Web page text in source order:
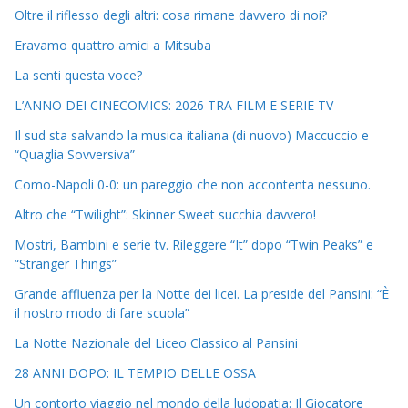
Oltre il riflesso degli altri: cosa rimane davvero di noi?
Eravamo quattro amici a Mitsuba
La senti questa voce?
L’ANNO DEI CINECOMICS: 2026 TRA FILM E SERIE TV
Il sud sta salvando la musica italiana (di nuovo) Maccuccio e
“Quaglia Sovversiva”
Como-Napoli 0-0: un pareggio che non accontenta nessuno.
Altro che “Twilight”: Skinner Sweet succhia davvero!
Mostri, Bambini e serie tv. Rileggere “It” dopo “Twin Peaks” e
“Stranger Things”
Grande affluenza per la Notte dei licei. La preside del Pansini: “È
il nostro modo di fare scuola”
La Notte Nazionale del Liceo Classico al Pansini
28 ANNI DOPO: IL TEMPIO DELLE OSSA
Un contorto viaggio nel mondo della ludopatia: Il Giocatore